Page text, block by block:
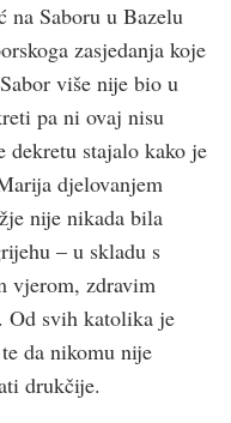
na Saboru u Bazelu
zasjedanja koje
više nije bio u
pa ni ovaj nisu
dekretu stajalo kako je
djelovanjem
nije nikada bila
– u skladu s
vjerom, zdravim
Od svih katolika je
da nikomu nije
drukčije.